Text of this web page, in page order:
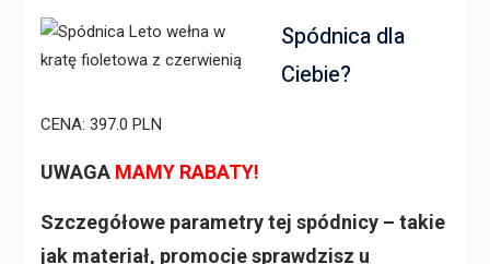
Spódnica dla
Ciebie?
CENA: 397.0 PLN
UWAGA MAMY RABATY!
Szczegółowe parametry tej spódnicy – takie
jak materiał, promocje sprawdzisz u